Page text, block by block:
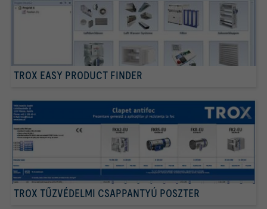
TROX EASY PRODUCT FINDER
TROX TŰZVÉDELMI CSAPPANTYÚ POSZTER